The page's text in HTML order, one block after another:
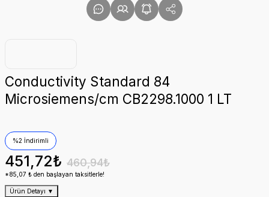
Conductivity Standard 84
Microsiemens/cm CB2298.1000 1 LT
%2 İndirimli
451,72₺ 460,94₺
*85,07 ₺ den başlayan taksitlerle!
Ürün Detayı ▼